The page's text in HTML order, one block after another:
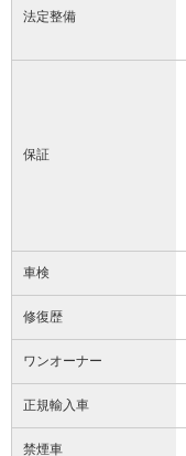
法定整備
保証
車検
修復歴
ワンオーナー
正規輸入車
禁煙車